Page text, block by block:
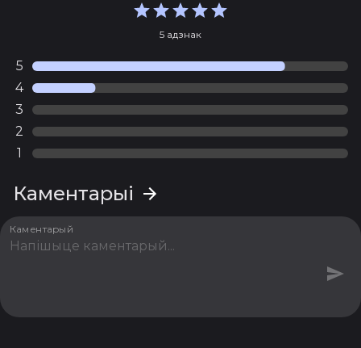
5 адзнак
5
4
3
2
1
Каментарыі
Каментарый